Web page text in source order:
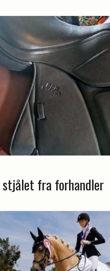
stjålet fra forhandler